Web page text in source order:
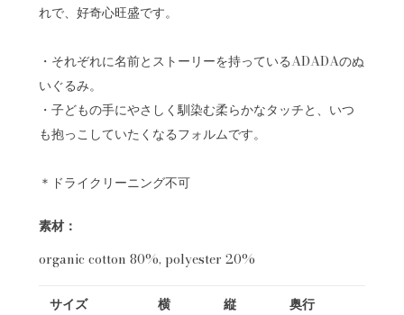
れで、好奇心旺盛です。
・それぞれに名前とストーリーを持っているADADAのぬ
いぐるみ。
・子どもの手にやさしく馴染む柔らかなタッチと、いつ
も抱っこしていたくなるフォルムです。
＊ドライクリーニング不可
素材：
organic cotton 80%, polyester 20%
サイズ 横 縦 奥行